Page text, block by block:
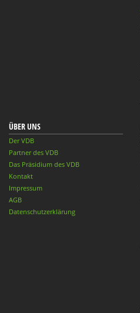
ÜBER UNS
Der VDB
Partner des VDB
Das Präsidium des VDB
Kontakt
Impressum
AGB
Datenschutzerklärung